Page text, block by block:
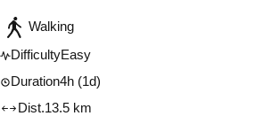
Walking
DifficultyEasy
Duration4h (1d)
Dist.13.5 km